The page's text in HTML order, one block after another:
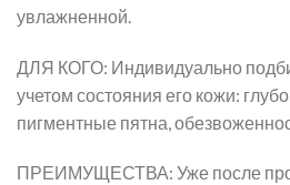
увлажненной.
ДЛЯ КОГО: Индивидуально
учетом состояния его кожи:
пигментные пятна,
ПРЕИМУЩЕСТВА: Уже после